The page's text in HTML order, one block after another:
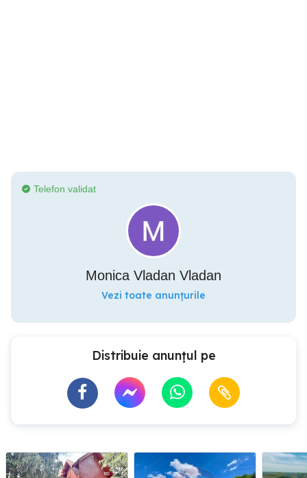
Telefon validat
Monica Vladan Vladan
Vezi toate anunțurile
Distribuie anunțul pe